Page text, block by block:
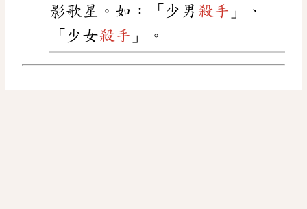
影歌星。如：「少男 殺手 」、
「少女殺手 」。